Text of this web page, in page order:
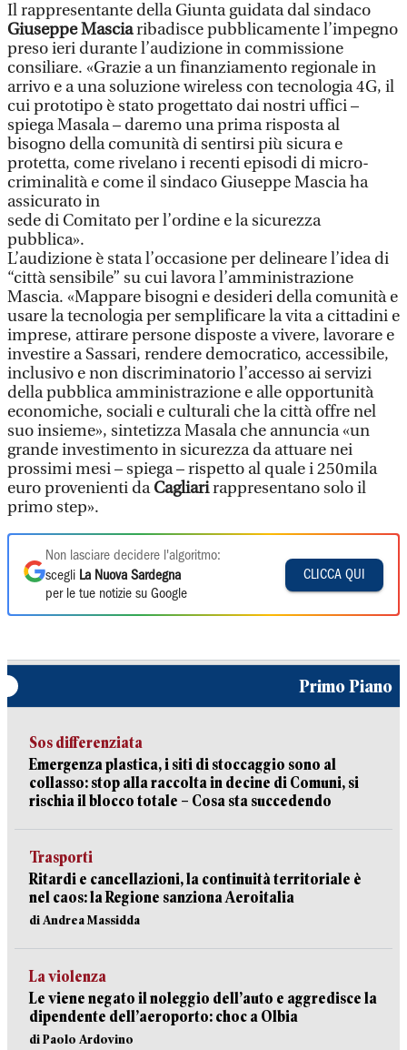
Il rappresentante della Giunta guidata dal sindaco
Giuseppe Masciaribadisce pubblicamente l’impegno
preso ieri durante l’audizione in commissione
consiliare. «Grazie a un finanziamento regionale in
arrivo e a una soluzione wireless con tecnologia 4G, il
cui prototipo è stato progettato dai nostri uffici –
spiega Masala – daremo una prima risposta al
bisogno della comunità di sentirsi più sicura e
protetta, come rivelano i recenti episodi di micro-
criminalità e come il sindaco Giuseppe Mascia ha
assicurato in
sede di Comitato per l’ordine e la sicurezza
pubblica».
L’audizione è stata l’occasione per delineare l’idea di
“città sensibile” su cui lavora l’amministrazione
Mascia. «Mappare bisogni e desideri della comunità e
usare la tecnologia per semplificare la vita a cittadini e
imprese, attirare persone disposte a vivere, lavorare e
investire a Sassari, rendere democratico, accessibile,
inclusivo e non discriminatorio l’accesso ai servizi
della pubblica amministrazione e alle opportunità
economiche, sociali e culturali che la città offre nel
suo insieme», sintetizza Masala che annuncia «un
grande investimento in sicurezza da attuare nei
prossimi mesi – spiega – rispetto al quale i 250mila
euro provenienti daCagliarirappresentano solo il
primo step».
Non lasciare decidere l'algoritmo:
scegli La Nuova Sardegna
per le tue notizie su Google
CLICCA QUI
Primo Piano
Sos differenziata
Emergenza plastica, i siti di stoccaggio sono al
collasso: stop alla raccolta in decine di Comuni, si
rischia il blocco totale – Cosa sta succedendo
Trasporti
Ritardi e cancellazioni, la continuità territoriale è
nel caos: la Regione sanziona Aeroitalia
di Andrea Massidda
La violenza
Le viene negato il noleggio dell’auto e aggredisce la
dipendente dell’aeroporto: choc a Olbia
di Paolo Ardovino